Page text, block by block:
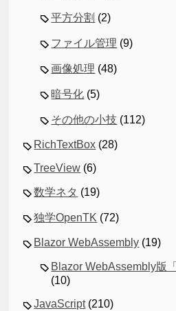
平方分割 (2)
ファイル管理 (9)
画像処理 (48)
暗号化 (5)
その他の小技 (112)
RichTextBox (28)
TreeView (6)
数学ネタ (19)
独学OpenTK (72)
Blazor WebAssembly (19)
Blazor WebAssembly版
(10)
JavaScript(210)